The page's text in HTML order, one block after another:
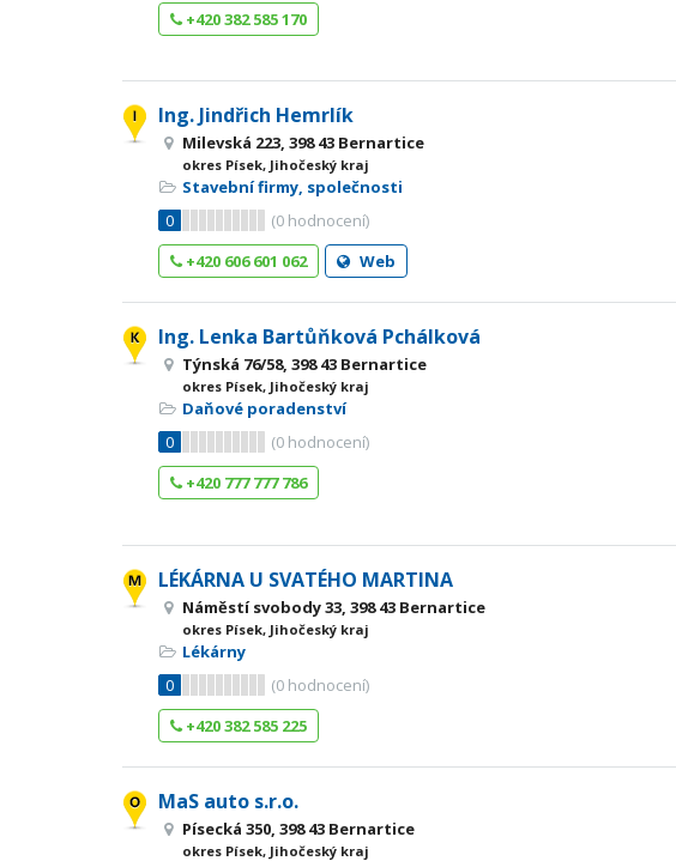
+420 382 585 170
Ing. Jindřich Hemrlík
Milevská 223, 398 43 Bernartice
okres Písek, Jihočeský kraj
Stavební firmy, společnosti
0
(0 hodnocení)
+420 606 601 062
Web
Ing. Lenka Bartůňková Pchálková
Týnská 76/58, 398 43 Bernartice
okres Písek, Jihočeský kraj
Daňové poradenství
0
(0 hodnocení)
+420 777 777 786
LÉKÁRNA U SVATÉHO MARTINA
Náměstí svobody 33, 398 43 Bernartice
okres Písek, Jihočeský kraj
Lékárny
0
(0 hodnocení)
+420 382 585 225
MaS auto s.r.o.
Písecká 350, 398 43 Bernartice
okres Písek, Jihočeský kraj